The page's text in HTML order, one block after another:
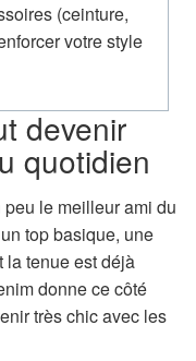
(ceinture,
votre style
devenir
quotidien
peu le meilleur ami du
top basique, une
la tenue est déjà
donne ce côté
très chic avec les